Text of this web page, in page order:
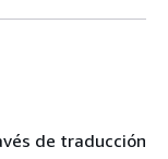
de traducción